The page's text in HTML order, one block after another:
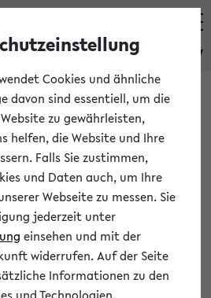
eKVV
und
Möglichkeit,
eine Vielzahl von
Auf diese Weise können
über Ihre privaten und
erhalten.
Cookies und ähnliche
davon sind essentiell, um die
zu gewährleisten,
helfen, die Website und Ihre
Falls Sie zustimmen,
und Daten auch, um Ihre
Webseite zu messen. Sie
jederzeit unter
einsehen und mit der
widerrufen. Auf der Seite
Informationen zu den